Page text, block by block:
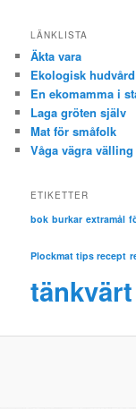
LÄNKLISTA
Äkta vara
Ekologisk hudvård
En ekomamma i
Laga gröten själv
Mat för småfolk
Våga vägra välling
ETIKETTER
bok burkar extramål
Plockmat tips recept
tänkvärt